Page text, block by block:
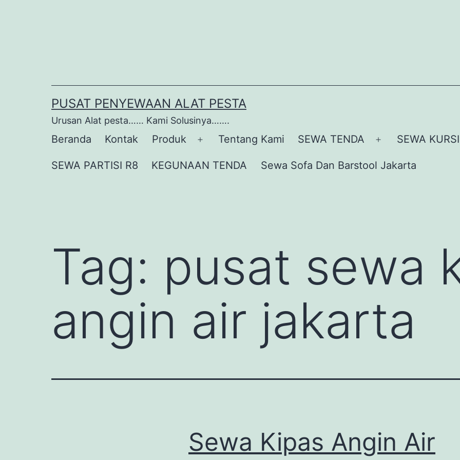
PUSAT PENYEWAAN ALAT PESTA
Urusan Alat pesta…… Kami Solusinya…….
Beranda Kontak Produk
Buka
menu
Tentang Kami SEWA TENDA
Buka
menu
SEWA KURSI
SEWA PARTISI R8 KEGUNAAN TENDA Sewa Sofa Dan Barstool Jakarta
Tag: pusat sewa
angin air jakarta
Sewa Kipas Angin Air